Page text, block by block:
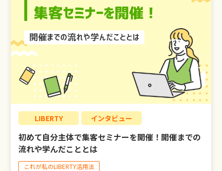
LIBERTY インタビュー
初めて自分主体で集客セミナーを開催！開催までの
流れや学んだこととは
これが私のLIBERTY活用法